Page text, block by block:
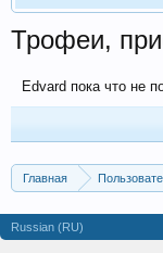
Трофеи,
Edvard пока что не
Главная
Russian (RU)